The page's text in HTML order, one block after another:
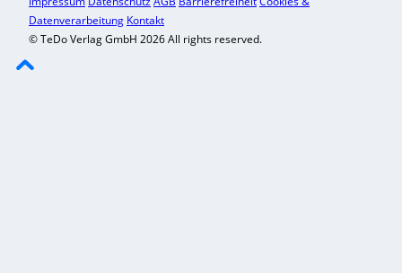
Datenverarbeitung Kontakt
© TeDo Verlag GmbH 2026 All rights reserved.